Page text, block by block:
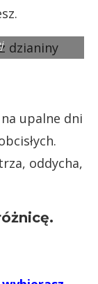
upalne dni
oddycha,